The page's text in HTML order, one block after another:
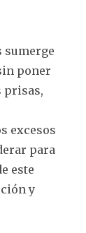
sumerge
poner
prisas,
excesos
para
este
y